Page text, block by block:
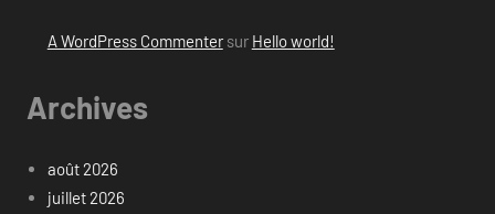
A WordPress Commentersur Hello world!
Archives
août 2026
juillet 2026